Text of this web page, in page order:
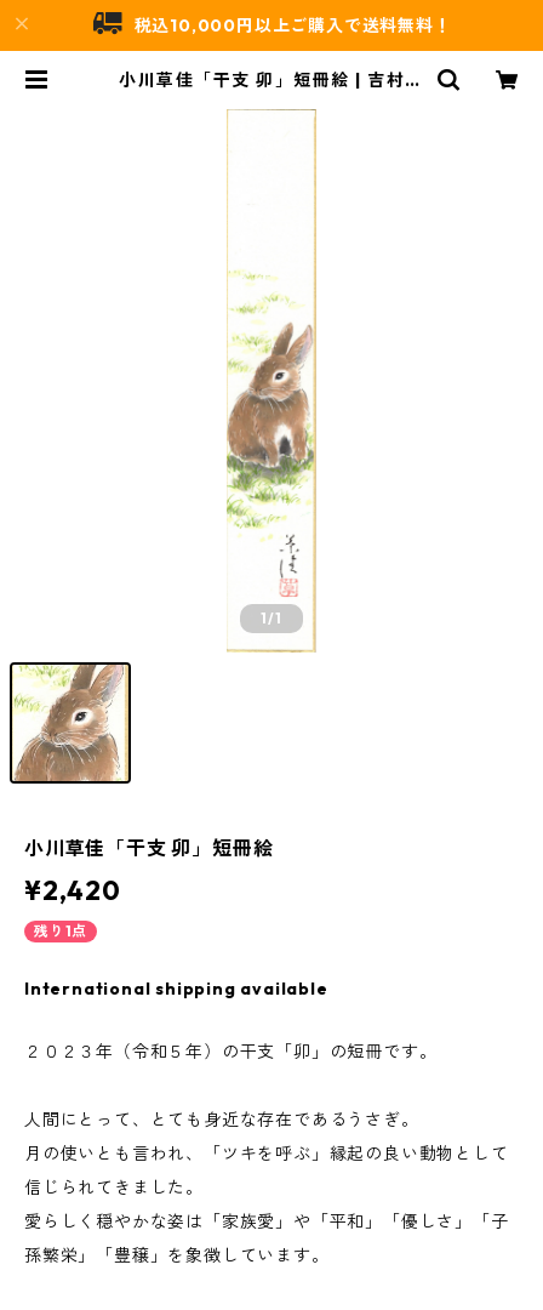
税込10,000円以上ご購入で送料無料！
小川草佳「干支 卯」短冊絵 | 吉村唐
1/1
小川草佳「干支 卯」短冊絵
¥2,420
残り1点
International shipping available
２０２３年（令和５年）の干支「卯」の短冊です。
人間にとって、とても身近な存在であるうさぎ。
月の使いとも言われ、「ツキを呼ぶ」縁起の良い動物として
信じられてきました。
愛らしく穏やかな姿は「家族愛」や「平和」「優しさ」「子
孫繁栄」「豊穣」を象徴しています。